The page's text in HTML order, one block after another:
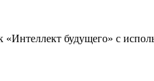
будущего» с